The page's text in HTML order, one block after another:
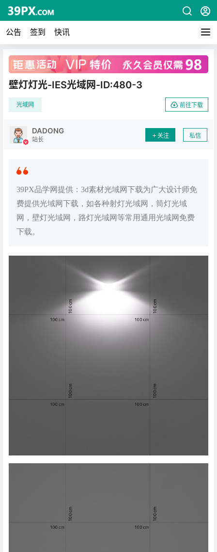
公告 签到 快讯
广告
壁灯灯光-IES光域网-ID:480-3
光域网 前往下载
DADONG
站长
关注 私信
39PX品学网提供：3d素材光域网下载为广大设计师免
费提供光域网下载，如各种射灯光域网，筒灯光域
网，壁灯光域网，路灯光域网等常用通用光域网免费
下载。